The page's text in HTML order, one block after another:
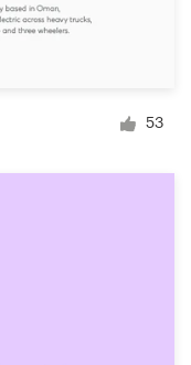
53